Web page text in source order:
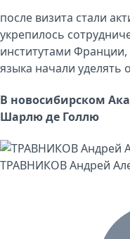
после визита стали
укрепилось
институтами
языка начали уделять
В новосибирском
Шарлю де Голлю
ТРАВНИКОВ Андрей